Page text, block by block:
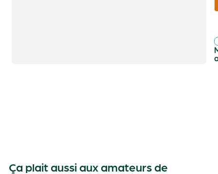
Ça plait aussi aux amateurs de